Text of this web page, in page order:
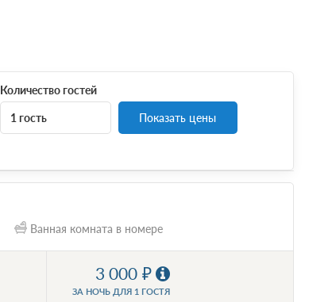
Количество гостей
1 гость Показать цены
Ванная комната в номере
3 000
ЗА НОЧЬ ДЛЯ 1 ГОСТЯ